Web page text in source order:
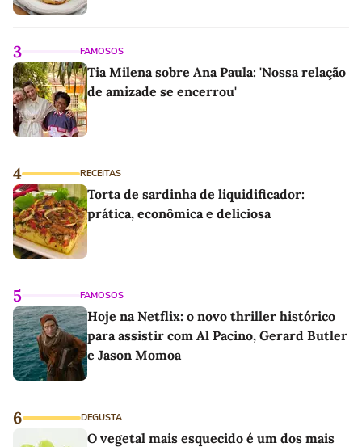
3 FAMOSOS
Tia Milena sobre Ana Paula: 'Nossa relação
de amizade se encerrou'
4 RECEITAS
Torta de sardinha de liquidificador:
prática, econômica e deliciosa
5 FAMOSOS
Hoje na Netflix: o novo thriller histórico
para assistir com Al Pacino, Gerard Butler
e Jason Momoa
6 DEGUSTA
O vegetal mais esquecido é um dos mais